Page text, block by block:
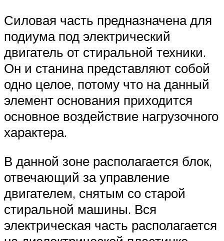
Силовая часть предназначена для
подиума под электрический
двигатель от стиральной техники.
Он и станина представляют собой
одно целое, потому что на данный
элемент основания приходится
основное воздействие нагрузочного
характера.
В данной зоне располагается блок,
отвечающий за управление
двигателем, снятым со старой
стиральной машины. Вся
электрическая часть располагается